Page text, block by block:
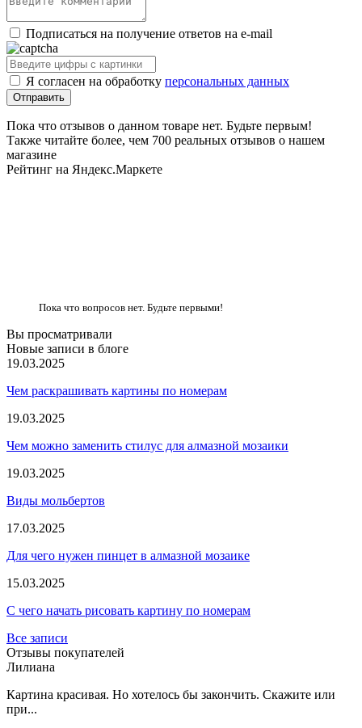
Подписаться на получение ответов на e-mail
Я согласен на обработку персональных данных
Пока что отзывов о данном товаре нет. Будьте первым!
Также читайте более, чем 700 реальных отзывов о нашем
магазине
Рейтинг на Яндекс.Маркете
Пока что вопросов нет. Будьте первыми!
Вы просматривали
Новые записи в блоге
19.03.2025
Чем раскрашивать картины по номерам
19.03.2025
Чем можно заменить стилус для алмазной мозаики
19.03.2025
Виды мольбертов
17.03.2025
Для чего нужен пинцет в алмазной мозаике
15.03.2025
С чего начать рисовать картину по номерам
Все записи
Отзывы покупателей
Лилиана
Картина красивая. Но хотелось бы закончить. Скажите или
при...